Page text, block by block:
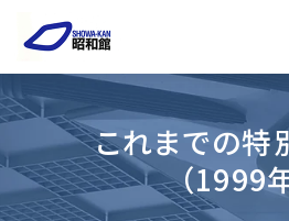
これまでの特
（1999